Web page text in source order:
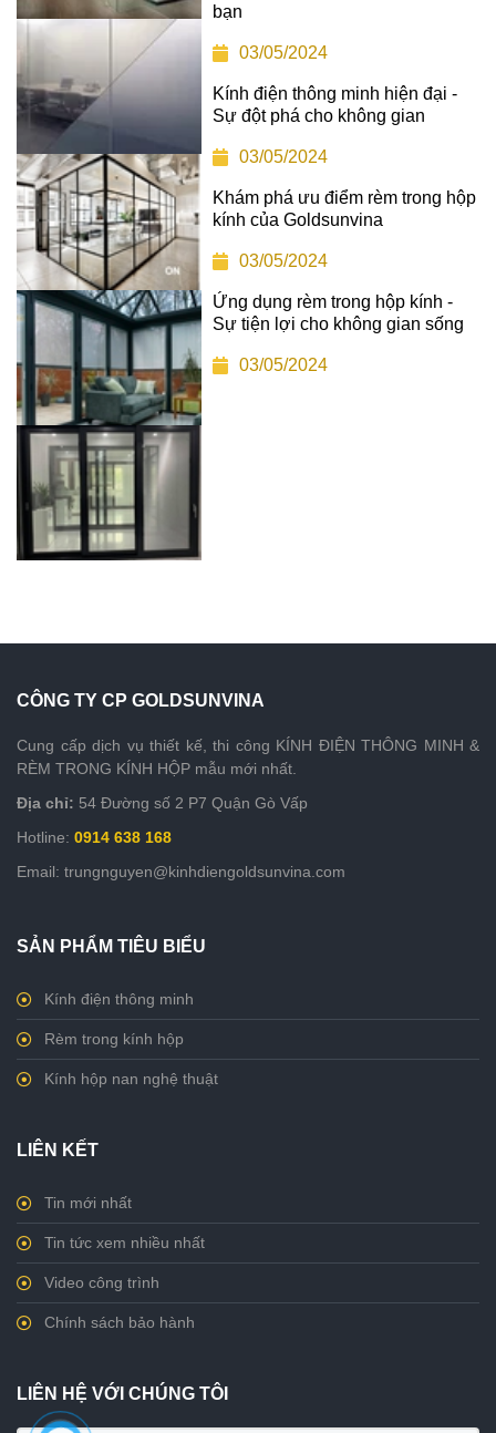
bạn
03/05/2024
Kính điện thông minh hiện đại -
Sự đột phá cho không gian
03/05/2024
Khám phá ưu điểm rèm trong hộp
kính của Goldsunvina
03/05/2024
Ứng dụng rèm trong hộp kính -
Sự tiện lợi cho không gian sống
03/05/2024
CÔNG TY CP GOLDSUNVINA
Cung cấp dịch vụ thiết kế, thi công KÍNH ĐIỆN THÔNG MINH &
RÈM TRONG KÍNH HỘP mẫu mới nhất.
Địa chỉ: 54 Đường số 2 P7 Quận Gò Vấp
Hotline: 0914 638 168
Email: trungnguyen@kinhdiengoldsunvina.com
SẢN PHẨM TIÊU BIỂU
Kính điện thông minh
Rèm trong kính hộp
Kính hộp nan nghệ thuật
LIÊN KẾT
Tin mới nhất
Tin tức xem nhiều nhất
Video công trình
Chính sách bảo hành
LIÊN HỆ VỚI CHÚNG TÔI